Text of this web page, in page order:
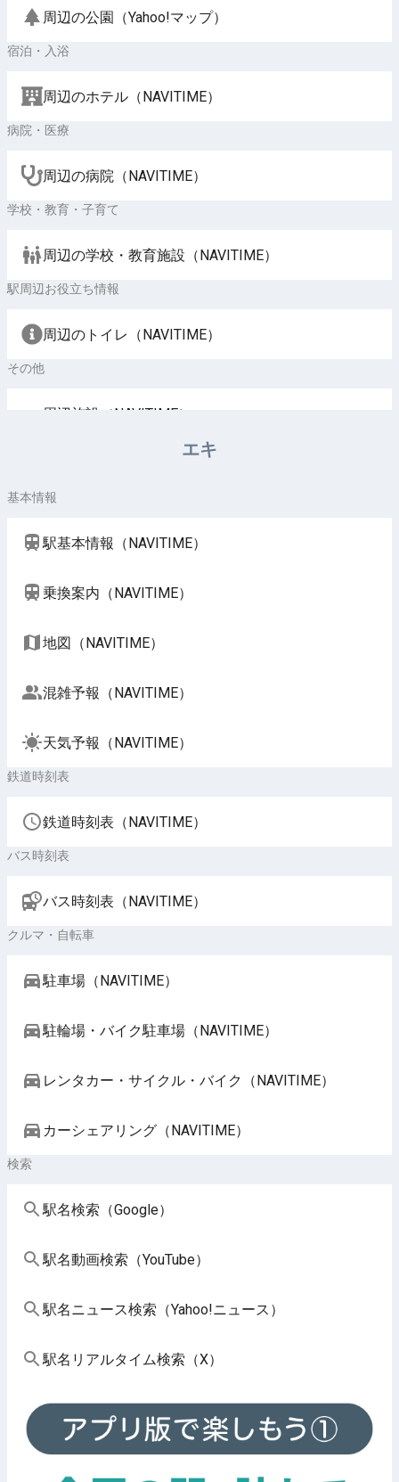
周辺の公園（Yahoo!マップ）
宿泊・入浴
周辺のホテル（NAVITIME）
病院・医療
周辺の病院（NAVITIME）
学校・教育・子育て
周辺の学校・教育施設（NAVITIME）
駅周辺お役立ち情報
周辺のトイレ（NAVITIME）
その他
周辺施設（NAVITIME）
エキ
基本情報
駅基本情報（NAVITIME）
乗換案内（NAVITIME）
地図（NAVITIME）
混雑予報（NAVITIME）
天気予報（NAVITIME）
鉄道時刻表
鉄道時刻表（NAVITIME）
バス時刻表
バス時刻表（NAVITIME）
クルマ・自転車
駐車場（NAVITIME）
駐輪場・バイク駐車場（NAVITIME）
レンタカー・サイクル・バイク（NAVITIME）
カーシェアリング（NAVITIME）
検索
駅名検索（Google）
駅名動画検索（YouTube）
駅名ニュース検索（Yahoo!ニュース）
駅名リアルタイム検索（X）